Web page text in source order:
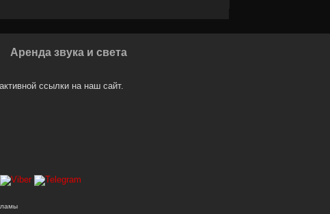
Аренда звука и света
ссылки на наш сайт.